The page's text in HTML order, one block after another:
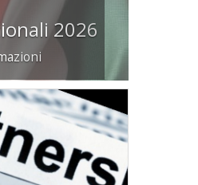
2026